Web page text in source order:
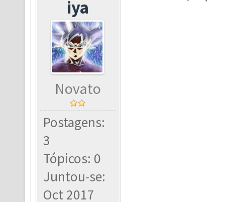
iya
Novato
Postagens:
3
Tópicos: 0
Juntou-se:
Oct 2017